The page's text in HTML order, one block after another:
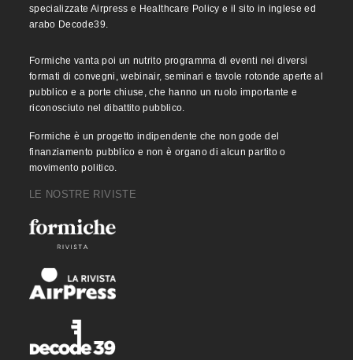
specializzate Airpress e Healthcare Policy e il sito in inglese ed
arabo Decode39.
Formiche vanta poi un nutrito programma di eventi nei diversi
formati di convegni, webinair, seminari e tavole rotonde aperte al
pubblico e a porte chiuse, che hanno un ruolo importante e
riconosciuto nel dibattito pubblico.
Formiche è un progetto indipendente che non gode del
finanziamento pubblico e non è organo di alcun partito o
movimento politico.
LE NOSTRE RIVISTE